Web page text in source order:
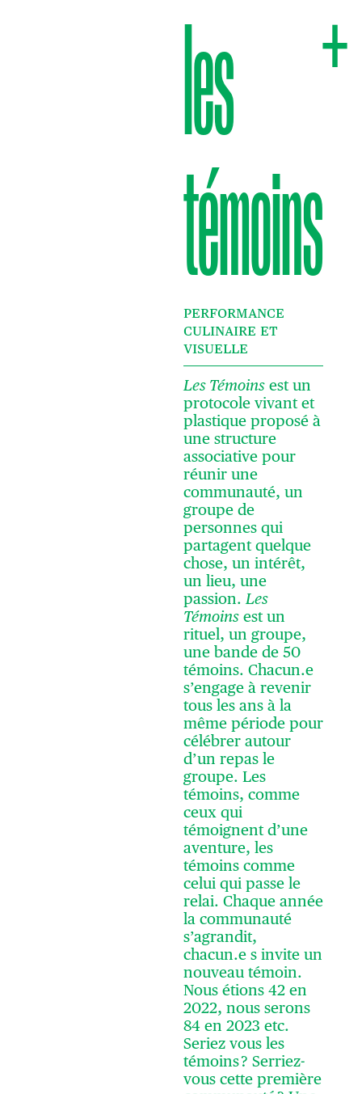
les
témoins
PERFORMANCE
CULINAIRE ET
VISUELLE
Les Témoins est un
protocole vivant et
plastique proposé à
une structure
associative pour
réunir une
communauté, un
groupe de
personnes qui
partagent quelque
chose, un intérêt,
un lieu, une
passion. Les
Témoins est un
rituel, un groupe,
une bande de 50
témoins. Chacun.e
s’engage à revenir
tous les ans à la
même période pour
célébrer autour
d’un repas le
groupe. Les
témoins, comme
ceux qui
témoignent d’une
aventure, les
témoins comme
celui qui passe le
relai. Chaque année
la communauté
s’agrandit,
chacun.e s invite un
nouveau témoin.
Nous étions 42 en
2022, nous serons
84 en 2023 etc.
Seriez vous les
témoins ? Serriez-
vous cette première